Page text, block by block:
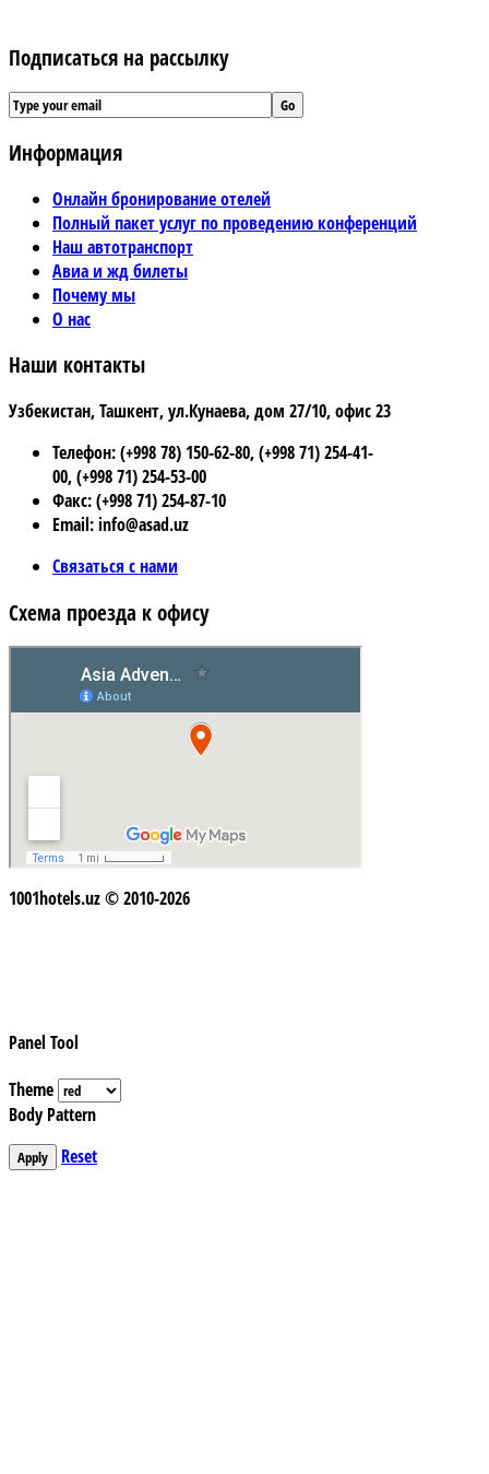
Подписаться на рассылку
Информация
Онлайн бронирование отелей
Полный пакет услуг по проведению конференций
Наш автотранспорт
Авиа и жд билеты
Почему мы
О нас
Наши контакты
Узбекистан, Ташкент, ул.Кунаева, дом 27/10, офис 23
Телефон: (+998 78) 150-62-80, (+998 71) 254-41-
00, (+998 71) 254-53-00
Факс: (+998 71) 254-87-10
Email: info@asad.uz
Связаться с нами
Схема проезда к офису
1001hotels.uz © 2010-2026
Panel Tool
Theme
Body Pattern
Apply Reset